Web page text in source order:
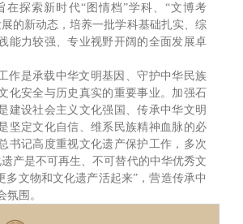
在探索新时代“图情档”学科、“文博考
的新动态，培养一批学科基础扎实、综
能力较强、专业视野开阔的全面发展卓
作是承载中华文明基因、守护中华民族
化安全与历史真实的重要事业。加强石
建设社会主义文化强国、传承中华文明
坚定文化自信、维系民族精神血脉的必
书记高度重视文化遗产保护工作，多次
产是不可再生、不可替代的中华优秀文
多文物和文化遗产活起来”，营造传承中
氛围。